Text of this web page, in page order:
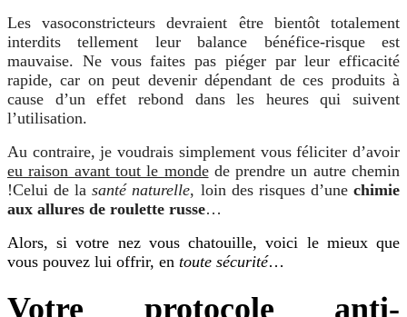
Les vasoconstricteurs devraient être bientôt totalement
interdits tellement leur balance bénéfice-risque est
mauvaise. Ne vous faites pas piéger par leur efficacité
rapide, car on peut devenir dépendant de ces produits à
cause d’un effet rebond dans les heures qui suivent
l’utilisation.
Au contraire, je voudrais simplement vous féliciter d’avoir
eu raison avant tout le mondede prendre un autre chemin
!Celui de lasanté naturelle, loin des risques d’unechimie
aux allures de roulette russe…
Alors, si votre nez vous chatouille, voici le mieux que
vous pouvez lui offrir, en toute sécurité…
Votre protocole anti-